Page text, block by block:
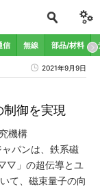
信 無線 部品/材料
2021年9月9日
制御を実現
機構
ャパンは、鉄系磁
」の超伝導とユ
て、磁束量子の向